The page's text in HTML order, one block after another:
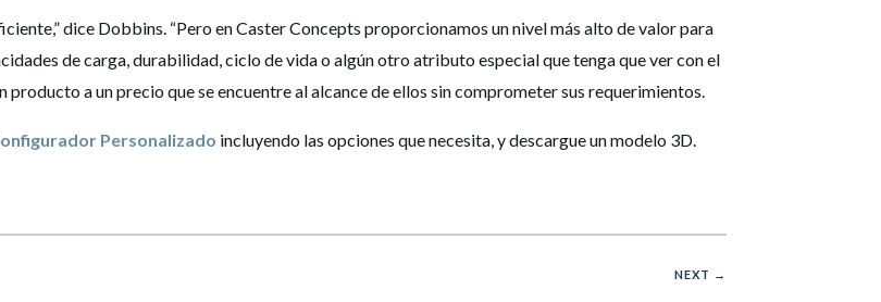
dice Dobbins. “Pero en Caster Concepts proporcionamos un nivel más alto de valor para
de carga, durabilidad, ciclo de vida o algún otro atributo especial que tenga que ver con el
a un precio que se encuentre al alcance de ellos sin comprometer sus requerimientos.
Personalizado incluyendo las opciones que necesita, y descargue un modelo 3D.
NEXT →